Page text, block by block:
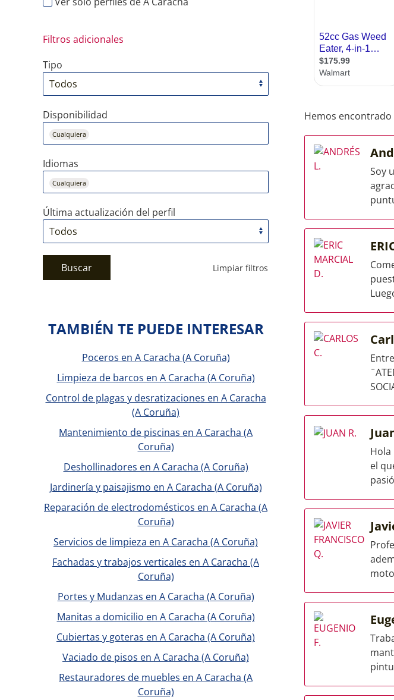
Filtros adicionales
Tipo
Disponibilidad
Cualquiera
Idiomas
Cualquiera
Última actualización del perfil
Buscar Limpiar filtros
Hemos
Soy
el
TAMBIÉN TE PUEDE INTERESAR
Poceros en A Caracha (A Coruña)
Limpieza de barcos en A Caracha (A Coruña)
Control de plagas y desratizaciones en A Caracha
(A Coruña)
Mantenimiento de piscinas en A Caracha (A
Coruña)
Deshollinadores en A Caracha (A Coruña)
Jardinería y paisajismo en A Caracha (A Coruña)
Reparación de electrodomésticos en A Caracha (A
Coruña)
Servicios de limpieza en A Caracha (A Coruña)
Fachadas y trabajos verticales en A Caracha (A
Coruña)
Portes y Mudanzas en A Caracha (A Coruña)
Manitas a domicilio en A Caracha (A Coruña)
Cubiertas y goteras en A Caracha (A Coruña)
Vaciado de pisos en A Caracha (A Coruña)
Restauradores de muebles en A Caracha (A
Coruña)